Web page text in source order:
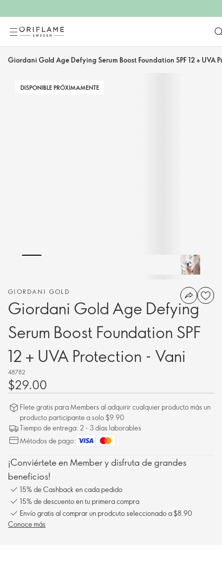
Giordani Gold Age Defying Serum Boost Foundation SPF 12 + UVA
DISPONIBLE PRÓXIMAMENTE
GIORDANI GOLD
Giordani Gold Age Defying
Serum Boost Foundation SPF
12 + UVA Protection - Vani
48782
$29.00
Flete gratis para Members al adquirir cualquier producto más un
producto participante a solo $9.90
Tiempo de entrega: 2 - 3 días laborables
Métodos de pago:
¡Conviértete en Member y disfruta de grandes
beneficios!
15% de Cashback en cada pedido
15% de descuento en tu primera compra
Envío gratis al comprar un prodcuto seleccionado a $8.90
Conoce más